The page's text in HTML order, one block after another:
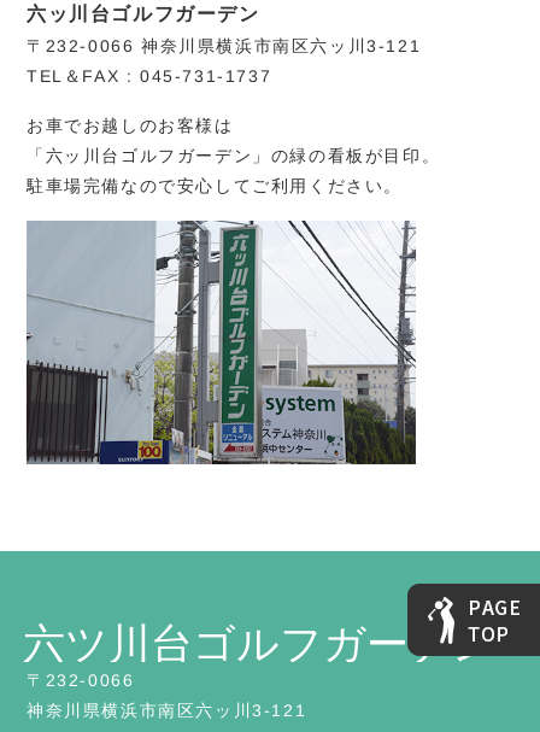
六ッ川台ゴルフガーデン
〒232-0066 神奈川県横浜市南区六ッ川3-121
TEL＆FAX : 045-731-1737
お車でお越しのお客様は
「六ッ川台ゴルフガーデン」の緑の看板が目印。
駐車場完備なので安心してご利用ください。
〒232-0066
神奈川県横浜市南区六ッ川3-121